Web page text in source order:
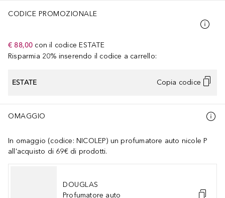
CODICE PROMOZIONALE
€ 88,00 con il codice ESTATE
Risparmia 20% inserendo il codice a carrello:
ESTATE Copia codice
OMAGGIO
In omaggio (codice: NICOLEP) un profumatore auto nicole P
all'acquisto di 69€ di prodotti.
DOUGLAS
Profumatore auto